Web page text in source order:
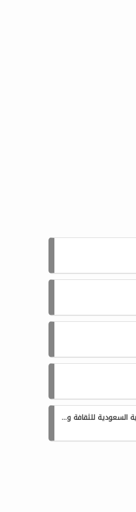
سمو أمير المنطقة الشرقية يطّلع على التقرير السنوي لفرع الجمعية العربية السعودية للثقافة والفنون بالدمام للعام 2025